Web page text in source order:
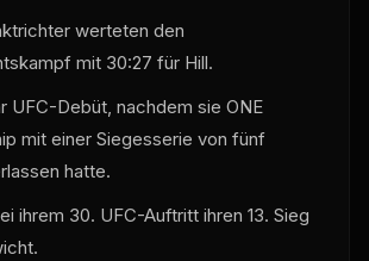
werteten den
mit 30:27 für Hill.
UFC-Debüt, nachdem sie ONE
mit einer Siegesserie von fünf
hatte.
ihrem 30. UFC-Auftritt ihren 13. Sieg